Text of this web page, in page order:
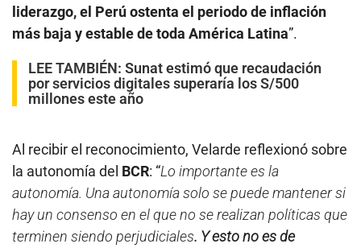
liderazgo, el Perú ostenta el periodo de inflación
más baja y estable de toda América Latina”.
LEE TAMBIÉN: Sunat estimó que recaudación
por servicios digitales superaría los S/500
millones este año
Al recibir el reconocimiento, Velarde reflexionó sobre
la autonomía del BCR: “Lo importante es la
autonomía. Una autonomía solo se puede mantener si
hay un consenso en el que no se realizan políticas que
terminen siendo perjudiciales. Y esto no es de